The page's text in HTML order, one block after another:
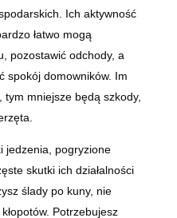
Ich aktywność
łatwo mogą
pozostawić odchody, a
spokój domowników. Im
mniejsze będą szkody,
jedzenia, pogryzione
skutki ich działalności
ślady po kuny, nie
Potrzebujesz